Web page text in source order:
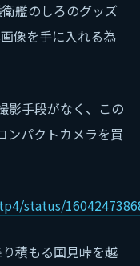
艦のしろのグッズ
像を手に入れる為
影手段がなく、この
ンパクトカメラを買
status/
積もる国見峠を越